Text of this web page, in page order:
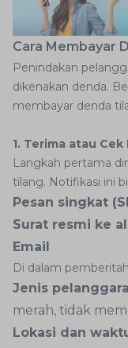
Cara Membayar
Penindakan
dikenakan denda.
membayar denda
1. Terima atau
Langkah pertama
tilang. Notifikasi ini
Pesan singkat
Surat resmi ke
Email
Di dalam
Jenis
merah, tidak
Lokasi dan